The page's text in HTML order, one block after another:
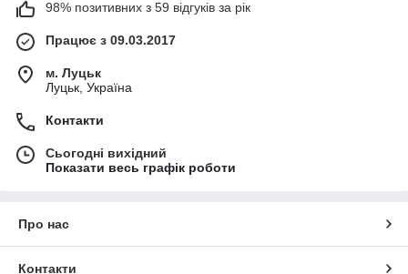
98% позитивних з 59 відгуків за рік
Працює з 09.03.2017
м. Луцьк
Луцьк, Україна
Контакти
Сьогодні вихідний
Показати весь графік роботи
Про нас
Контакти